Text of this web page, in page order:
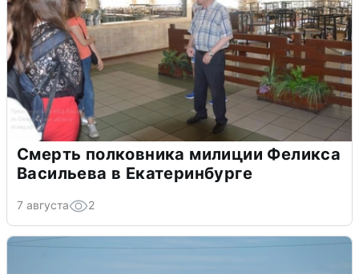
Смерть полковника милиции Феликса
Васильева в Екатеринбурге
7 августа 2